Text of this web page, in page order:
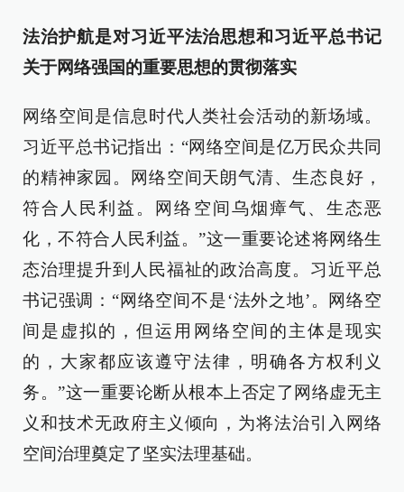
法治护航是对习近平法治思想和习近平总书记
关于网络强国的重要思想的贯彻落实
网络空间是信息时代人类社会活动的新场域。
习近平总书记指出：“网络空间是亿万民众共同
的精神家园。网络空间天朗气清、生态良好，
符合人民利益。网络空间乌烟瘴气、生态恶
化，不符合人民利益。”这一重要论述将网络生
态治理提升到人民福祉的政治高度。习近平总
书记强调：“网络空间不是‘法外之地’。网络空
间是虚拟的，但运用网络空间的主体是现实
的，大家都应该遵守法律，明确各方权利义
务。”这一重要论断从根本上否定了网络虚无主
义和技术无政府主义倾向，为将法治引入网络
空间治理奠定了坚实法理基础。